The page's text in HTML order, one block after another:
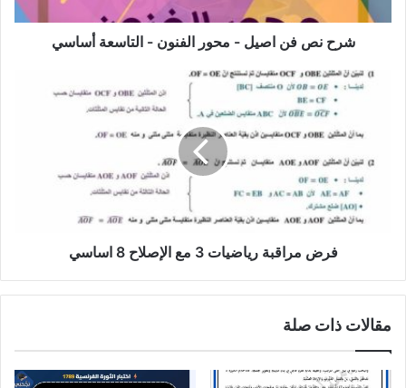
التاسعة
شرح نص فن اصيل - محور الفنون - التاسعة أساسي
فرض
اساسي
فرض مراقبة رياضيات 3 مع الإصلاح 8 اساسي
مقالات ذات صلة